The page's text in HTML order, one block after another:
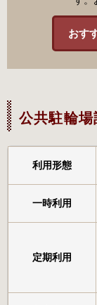
おす
公共駐輪場
利用形態
一時利用
定期利用